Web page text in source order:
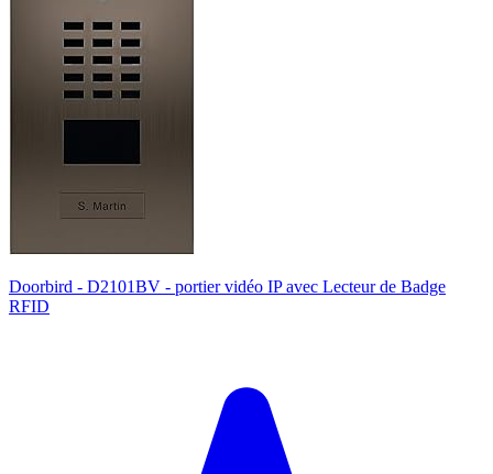
Doorbird - D2101BV - portier vidéo IP avec Lecteur de Badge
RFID